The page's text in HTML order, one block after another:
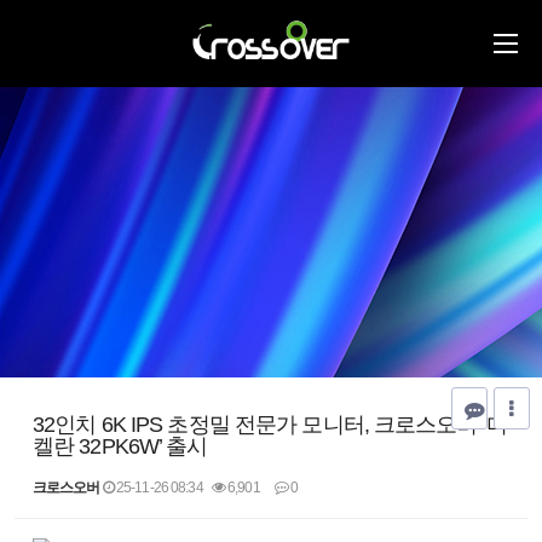
32인치 6K IPS 초정밀 전문가 모니터, 크로스오버 ‘미
켈란 32PK6W’ 출시
크로스오버 25-11-26 08:34 6,901 0